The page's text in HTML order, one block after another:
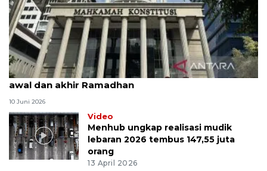
MK uji materi UU Peradilan Agama perihal isbat
awal dan akhir Ramadhan
10 Juni 2026
Video
Menhub ungkap realisasi mudik
lebaran 2026 tembus 147,55 juta
orang
13 April 2026